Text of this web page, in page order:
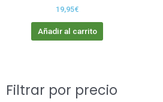
19,95€
Añadir al carrito
Filtrar por precio
Buscar